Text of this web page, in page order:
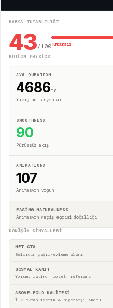
MARKA TUTARLILIĞI
43/100Tutarsız
MOTION PHYSICS
AVG DURATION
4686ms
Yavaş animasyonlar
SMOOTHNESS
90
Pürüzsüz akış
ANIMATIONS
107
Animasyon yoğun
EASING NATURALNESS
Animasyon geçiş eğrisi doğallığı
DÖNÜŞÜM SINYALLERI
NET CTA
Belirgin çağrı-eyleme alanı
SOSYAL KANIT
Yorum, rating, rozet, referans
ABOVE-FOLD KALİTESİ
İlk ekran içerik & hiyerarşi skoru